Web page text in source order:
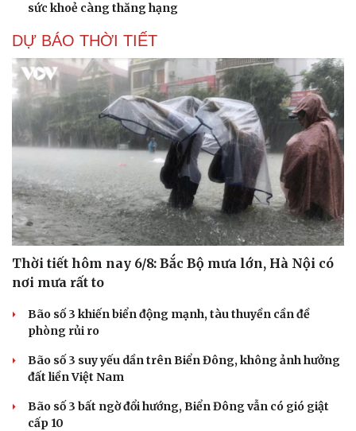
sức khoẻ càng thăng hạng
DỰ BÁO THỜI TIẾT
Thời tiết hôm nay 6/8: Bắc Bộ mưa lớn, Hà Nội có
nơi mưa rất to
Bão số 3 khiến biển động mạnh, tàu thuyền cần đề
phòng rủi ro
Bão số 3 suy yếu dần trên Biển Đông, không ảnh hưởng
đất liền Việt Nam
Bão số 3 bất ngờ đổi hướng, Biển Đông vẫn có gió giật
cấp 10